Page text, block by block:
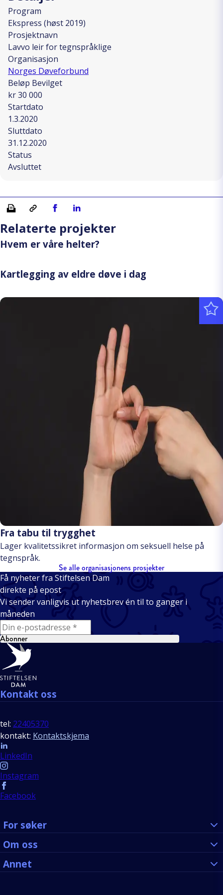
Program
Ekspress (høst 2019)
Prosjektnavn
Lavvo leir for tegnspråklige
Organisasjon
Norges Døveforbund
Beløp Bevilget
kr 30 000
Startdato
1.3.2020
Sluttdato
31.12.2020
Status
Avsluttet
Skriv ut Kopiera länkDel på Facebook
Del på Linkedin
Relaterte projekter
Hvem er våre helter?
Kartlegging av eldre døve i dag
Fra tabu til trygghet
Lager kvalitetssikret informasjon om seksuell helse på
tegnspråk.
Se alle organisasjonens prosjekter
Få nyheter fra Stiftelsen Dam
direkte på epost
Vi sender vanligvis ut nyhetsbrev én til to ganger i
måneden
E-mail
Abonner
Bunntekst
Kontakt oss
tel: 22405370
kontakt: Kontaktskjema
Follow us
LinkedIn
Instagram
Facebook
For søker
Om oss
Annet